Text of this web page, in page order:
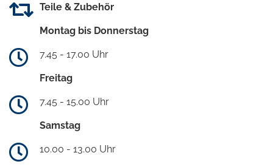
Teile & Zubehör
Montag bis Donnerstag
7.45 - 17.00 Uhr
Freitag
7.45 - 15.00 Uhr
Samstag
10.00 - 13.00 Uhr